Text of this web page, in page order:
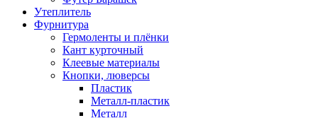
Утеплитель
Фурнитура
Гермоленты и плёнки
Кант курточный
Клеевые материалы
Кнопки, люверсы
Пластик
Металл-пластик
Металл